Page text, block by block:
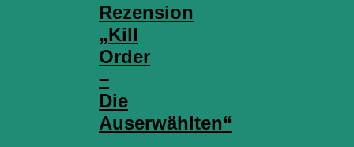
Rezension
„Kill
Order
–
Die
Auserwählten“